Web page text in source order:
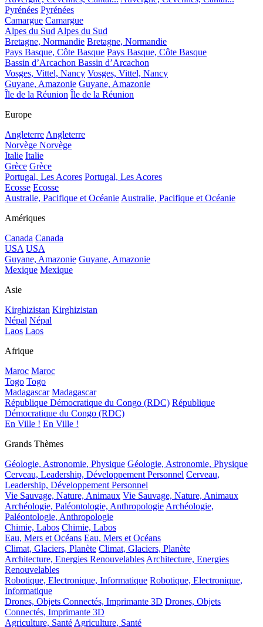
Pyrénées Pyrénées
Camargue Camargue
Alpes du SudAlpes du Sud
Bretagne, Normandie Bretagne, Normandie
Pays Basque, Côte Basque Pays Basque, Côte Basque
Bassin d’Arcachon Bassin d’Arcachon
Vosges, Vittel, Nancy Vosges, Vittel, Nancy
Guyane, Amazonie Guyane, Amazonie
Île de la Réunion Île de la Réunion
Europe
AngleterreAngleterre
Norvège Norvège
Italie Italie
Grèce Grèce
Portugal, Les Acores Portugal, Les Acores
Ecosse Ecosse
Australie, Pacifique et OcéanieAustralie, Pacifique et Océanie
Amériques
Canada Canada
USA USA
Guyane, Amazonie Guyane, Amazonie
Mexique Mexique
Asie
Kirghizistan Kirghizistan
Népal Népal
Laos Laos
Afrique
Maroc Maroc
Togo Togo
Madagascar Madagascar
République Démocratique du Congo (RDC) République
Démocratique du Congo (RDC)
En Ville ! En Ville !
Grands Thèmes
Géologie, Astronomie, Physique Géologie, Astronomie, Physique
Cerveau, Leadership, Développement Personnel Cerveau,
Leadership, Développement Personnel
Vie Sauvage, Nature, Animaux Vie Sauvage, Nature, Animaux
Archéologie, Paléontologie, AnthropologieArchéologie,
Paléontologie, Anthropologie
Chimie, Labos Chimie, Labos
Eau, Mers et Océans Eau, Mers et Océans
Climat, Glaciers, Planète Climat, Glaciers, Planète
Architecture, Energies RenouvelablesArchitecture, Energies
Renouvelables
Robotique, Electronique, Informatique Robotique, Electronique,
Informatique
Drones, Objets Connectés, Imprimante 3D Drones, Objets
Connectés, Imprimante 3D
Agriculture, SantéAgriculture, Santé